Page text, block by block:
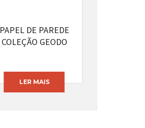
PAPEL DE PAREDE
COLEÇÃO GEODO
LER MAIS